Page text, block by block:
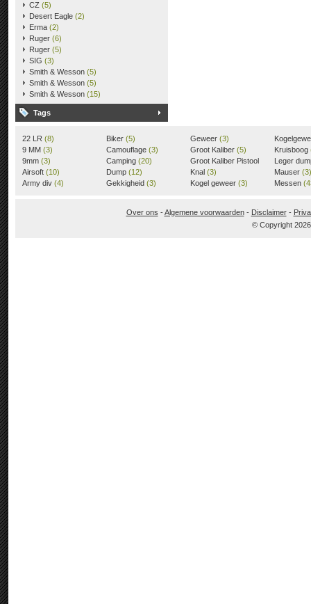
CZ (5)
Desert Eagle (2)
Erma (2)
Ruger (6)
Ruger (5)
SIG (3)
Smith & Wesson (5)
Smith & Wesson (5)
Smith & Wesson (15)
Tags
22 LR (8)
9 MM (3)
9mm (3)
Airsoft (10)
Army div (4)
Biker (5)
Camouflage (3)
Camping (20)
Dump (12)
Gekkigheid (3)
Geweer (3)
Groot Kaliber (5)
Groot Kaliber Pistool
(3)
Knal (3)
Kogel geweer (3)
Kruisboog
Leger
Mauser (3)
Messen
Over ons -Algemene voorwaarden- Disclaimer-
© Copyright